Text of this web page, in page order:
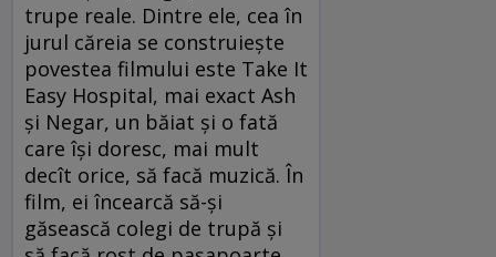
trupe reale. Dintre ele, cea în
jurul căreia se construieşte
povestea filmului este Take It
Easy Hospital, mai exact Ash
şi Negar, un băiat şi o fată
care îşi doresc, mai mult
decît orice, să facă muzică. În
film, ei încearcă să-şi
găsească colegi de trupă şi